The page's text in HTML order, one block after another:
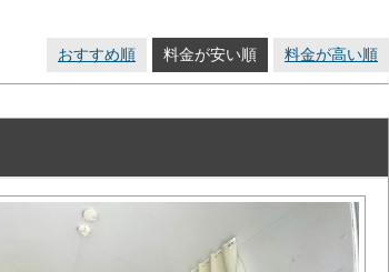
おすすめ順 料金が安い順 料金が高い順